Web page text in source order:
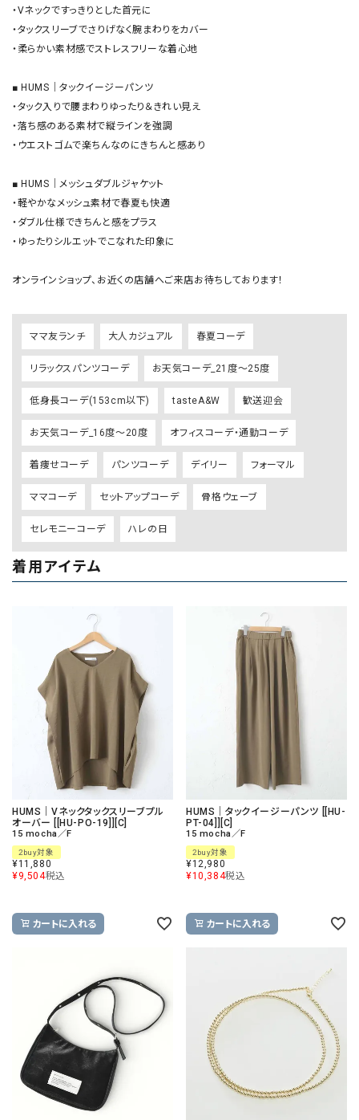
・Vネックですっきりとした首元に
・タックスリーブでさりげなく腕まわりをカバー
・柔らかい素材感でストレスフリーな着心地
■ HUMS｜タックイージーパンツ
・タック入りで腰まわりゆったり＆きれい見え
・落ち感のある素材で縦ラインを強調
・ウエストゴムで楽ちんなのにきちんと感あり
■ HUMS｜メッシュダブルジャケット
・軽やかなメッシュ素材で春夏も快適
・ダブル仕様できちんと感をプラス
・ゆったりシルエットでこなれた印象に
オンラインショップ、お近くの店舗へご来店お待ちしております！
ママ友ランチ 大人カジュアル 春夏コーデ
リラックスパンツコーデ お天気コーデ_21度～25度
低身長コーデ(153cm以下) tasteA&W 歓送迎会
お天気コーデ_16度～20度 オフィスコーデ・通勤コーデ
着痩せコーデ パンツコーデ デイリー フォーマル
ママコーデ セットアップコーデ 骨格ウェーブ
セレモニーコーデ ハレの日
着用アイテム
HUMS｜Vネックタックスリーブプル
オーバー [[HU-PO-19]][C]
15 mocha／F
2buy対象
¥11,880
¥9,504税込
カートに入れる
HUMS｜タックイージーパンツ [[HU-
PT-04]][C]
15 mocha／F
2buy対象
¥12,980
¥10,384税込
カートに入れる